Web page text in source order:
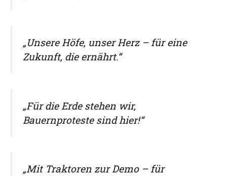
„Unsere Höfe, unser Herz – für eine
Zukunft, die ernährt.“
„Für die Erde stehen wir,
Bauernproteste sind hier!“
„Mit Traktoren zur Demo – für